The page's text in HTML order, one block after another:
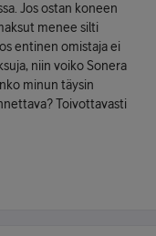
Jos ostan koneen
menee silti
entinen omistaja ei
niin voiko Sonera
minun täysin
Toivottavasti